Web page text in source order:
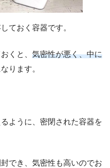
ておく容器です。
くと、 気密性が悪く、中に
ります。
ように、密閉された容器を
でき、気密性も高いのでお